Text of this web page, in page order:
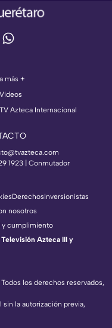
a más +
Videos
TV Azteca Internacional
1923 | Conmutador
los derechos reservados,
la autorización previa,
DerechosInversionistas
nosotros
y cumplimiento
Azteca III y